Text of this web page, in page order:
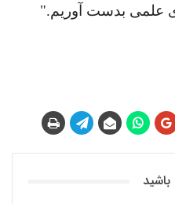
علمی بدست آوریم."